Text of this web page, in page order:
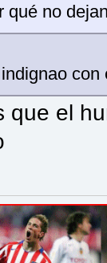
qué no
que el